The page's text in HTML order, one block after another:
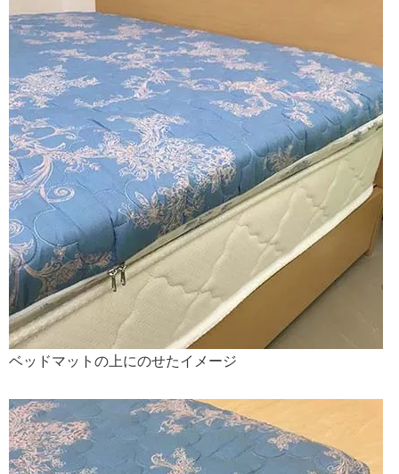
ベッドマットの上にのせたイメージ